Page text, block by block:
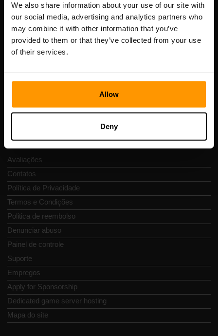
We also share information about your use of our site with
our social media, advertising and analytics partners who
may combine it with other information that you’ve
provided to them or that they’ve collected from your use
of their services.
Allow
Deny
Scalable Hosting Solutions OÜ
Código de Registo: 14652605
Número de IVA: EE102133820
Avaliações
Contatos
Política de Privacidade
Termos e Condições
Politica de reembolso
Denunciar abuso
Painel de controle
Suporte
Empregos
Apply for Sponsorship
Dedicated game server hosting
Mapa do site